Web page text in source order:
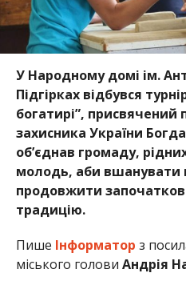
У Народному домі ім.
Підгірках відбувся
богатирі”, присвячений
захисника України
об’єднав громаду,
молодь, аби вшанувати
продовжити
традицію.
Пише Інформатор з
міського голови Андрія